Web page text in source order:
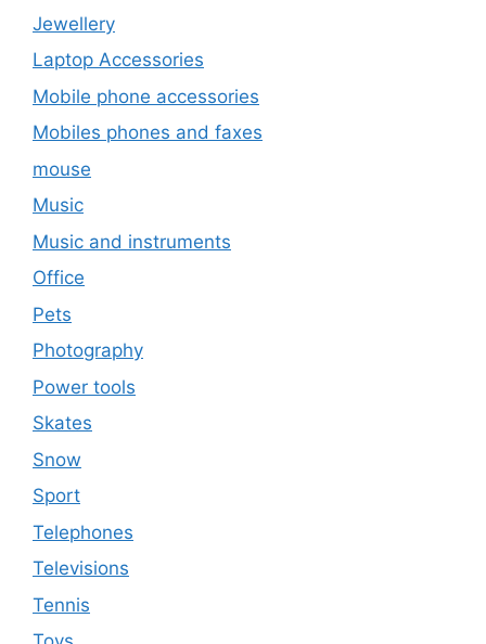
Jewellery
Laptop Accessories
Mobile phone accessories
Mobiles phones and faxes
mouse
Music
Music and instruments
Office
Pets
Photography
Power tools
Skates
Snow
Sport
Telephones
Televisions
Tennis